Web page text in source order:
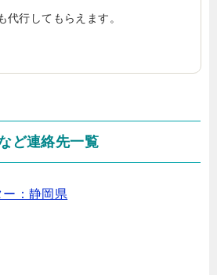
代行してもらえます。
ど連絡先一覧
：静岡県